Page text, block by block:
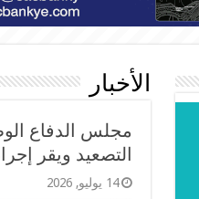
الأخبار
مجلس الدفاع
التصعيد ويقر
14 يوليو, 2026